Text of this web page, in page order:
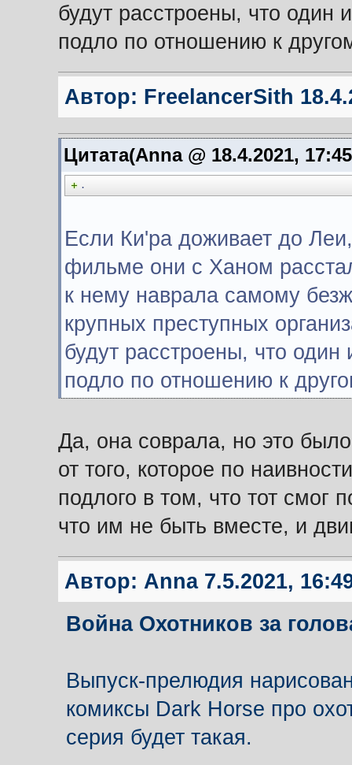
будут расстроены, что
подло по отношению к
Автор: FreelancerSith
Цитата(Anna @ 18.4.2021,
.
Если Ки'ра доживает до
фильме они с Ханом
к нему наврала самому
крупных преступных
будут расстроены, что
подло по отношению к
Да, она соврала, но это
от того, которое по
подлого в том, что тот смог
что им не быть вместе, и
Автор: Anna7.5.2021,
Война Охотников за
Выпуск-прелюдия
комиксы Dark Horse про
серия будет такая.